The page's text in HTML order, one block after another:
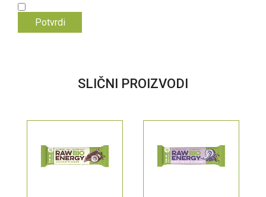
SLIČNI PROIZVODI